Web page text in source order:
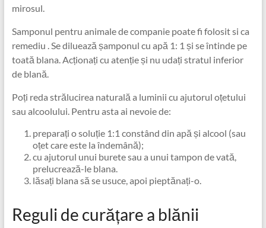
mirosul.
Samponul pentru animale de companie poate fi folosit si ca
remediu . Se diluează șamponul cu apă 1: 1 și se întinde pe
toată blana. Acționați cu atenție și nu udați stratul inferior
de blană.
Poți reda strălucirea naturală a luminii cu ajutorul oțetului
sau alcoolului. Pentru asta ai nevoie de:
preparați o soluție 1:1 constând din apă și alcool (sau
oțet care este la îndemână);
cu ajutorul unui burete sau a unui tampon de vată,
prelucrează-le blana.
lăsați blana să se usuce, apoi pieptănați-o.
Reguli de curățare a blănii